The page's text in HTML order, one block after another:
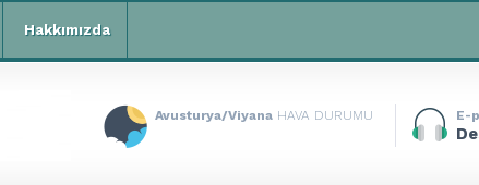
Hakkımızda
Avusturya/Viyana HAVA DURUMU E-